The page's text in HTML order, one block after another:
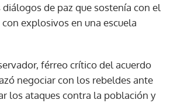
de paz que sostenía con el
explosivos en una escuela
férreo crítico del acuerdo
negociar con los rebeldes ante
los ataques contra la población y